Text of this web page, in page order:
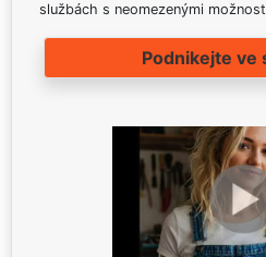
službách s neomezenými
Podnikejte ve